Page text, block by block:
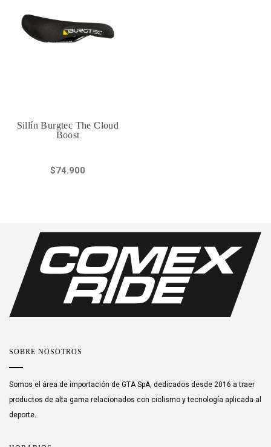
Sillín Burgtec The Cloud
Boost
$74.900
SOBRE NOSOTROS
Somos el área de importación de GTA SpA, dedicados desde 2016 a traer
productos de alta gama relacionados con ciclismo y tecnología aplicada al
deporte.